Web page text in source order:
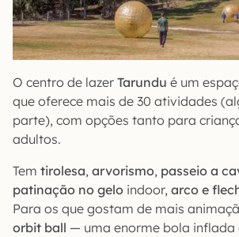
O centro de lazer Tarundu é um
que oferece mais de 30 atividades
parte), com opções tanto para
adultos.
Tem tirolesa, arvorismo, passeio a
patinação no gelo indoor, arco e
Para os que gostam de mais
orbit ball — uma enorme bola inflada